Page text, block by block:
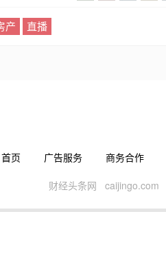
产 直播
首页 广告服务 商务合作
财经头条网 caijingo.com